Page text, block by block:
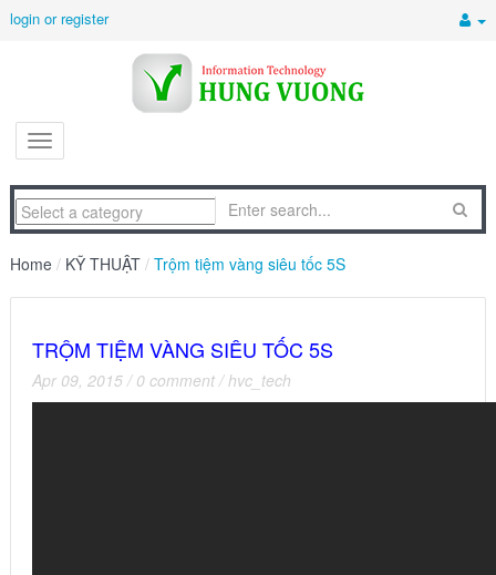
login or register
Home / KỸ THUẬT / Trộm tiệm vàng siêu tốc 5S
TRỘM TIỆM VÀNG SIÊU TỐC 5S
Apr 09, 2015 / 0 comment /hvc_tech